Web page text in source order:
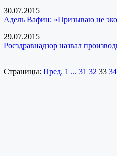
30.07.2015
Адель Вафин: «Призываю не
29.07.2015
Росздравнадзор назвал
Страницы: Пред. 1 ... 31 32 33 34